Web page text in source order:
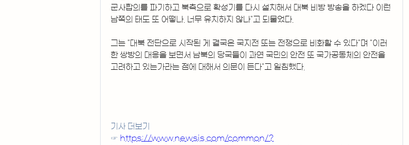
군사합의를 파기하고 북측으로 확성기를 다시 설치해서 대북 비방 방송을 하겠다 이런
남쪽의 태도 또 어떻나. 너무 유치하지 않나"고 되물었다.
그는 "대북 전단으로 시작된 게 결국은 국지전 또는 전쟁으로 비화할 수 있다"며 "이러
한 쌍방의 대응을 보면서 남북의 당국들이 과연 국민의 안전 또 국가공동체의 안전을
고려하고 있는가라는 점에 대해서 의문이 든다"고 일침했다.
기사 더보기
☞ https://www.newsis.com/common/?